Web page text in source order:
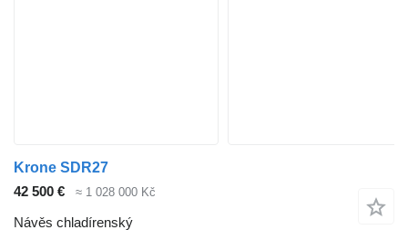
Krone SDR27
42 500 €
≈ 1 028 000 Kč
Návěs chladírenský